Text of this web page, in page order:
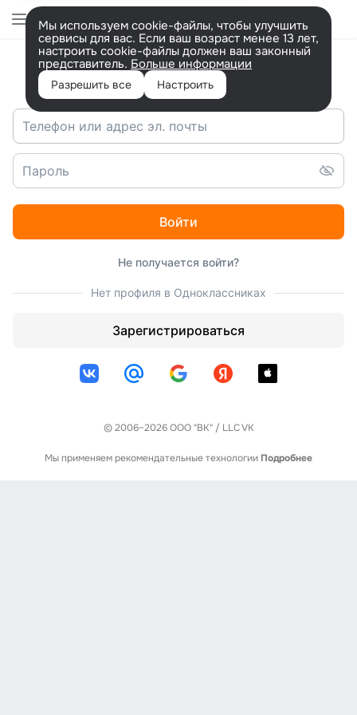
Перейти
ограниченными
возможностями.
Мы используем cookie-файлы, чтобы улучшить
сервисы для вас. Если ваш возраст менее 13 лет,
настроить cookie-файлы должен ваш законный
представитель. Больше информации
Разрешить все Настроить
Вход в ОК
Войти
Не получается войти?
Нет профиля в Одноклассниках
Зарегистрироваться
© 2006–2026 ООО "ВК" / LLC VK
Мы применяем рекомендательные технологии Подробнее